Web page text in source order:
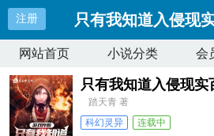
注册 只有我知道入侵现
网站首页 小说分类 会
只有我知道入侵现实
踏天青 著
科幻灵异
连载中